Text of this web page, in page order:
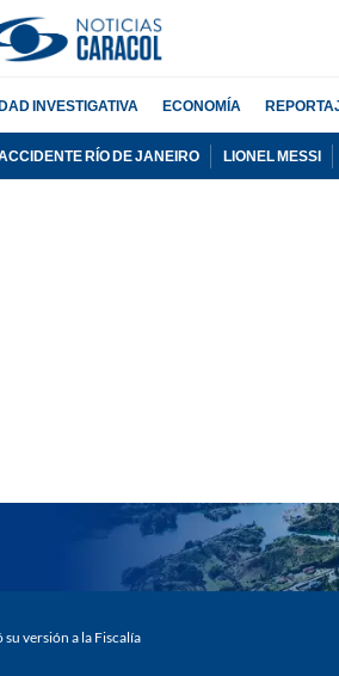
INVESTIGATIVA ECONOMÍA
RÍO DE JANEIRO LIONEL MESSI
su versión a la Fiscalía